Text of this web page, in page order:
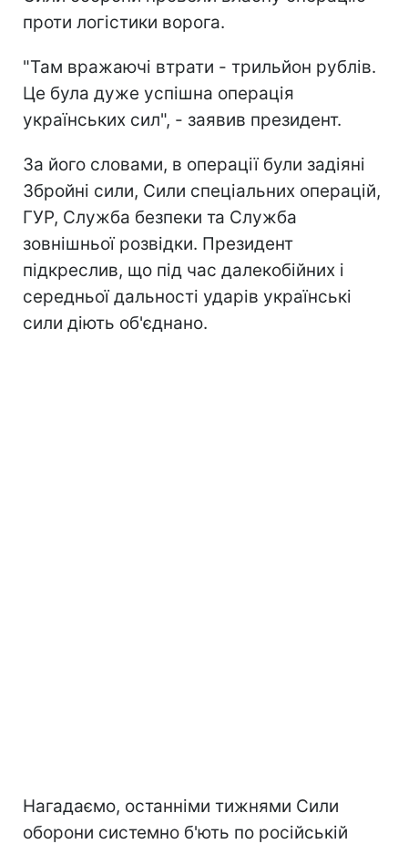
проти логістики ворога.
"Там вражаючі втрати - трильйон рублів.
Це була дуже успішна операція
українських сил", - заявив президент.
За його словами, в операції були задіяні
Збройні сили, Сили спеціальних операцій,
ГУР, Служба безпеки та Служба
зовнішньої розвідки. Президент
підкреслив, що під час далекобійних і
середньої дальності ударів українські
сили діють об'єднано.
Нагадаємо, останніми тижнями Сили
оборони системно б'ють по російській